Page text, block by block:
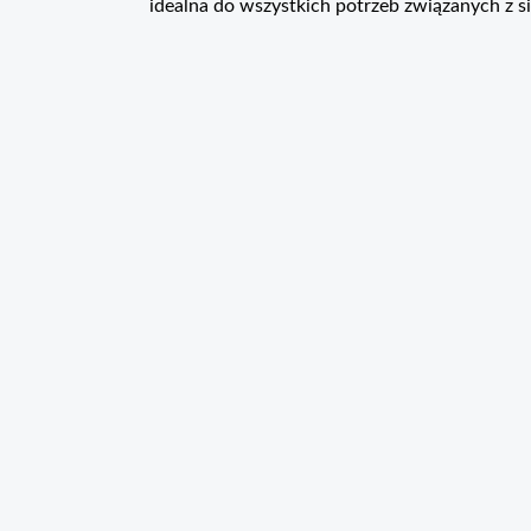
idealna do wszystkich potrzeb związanych z